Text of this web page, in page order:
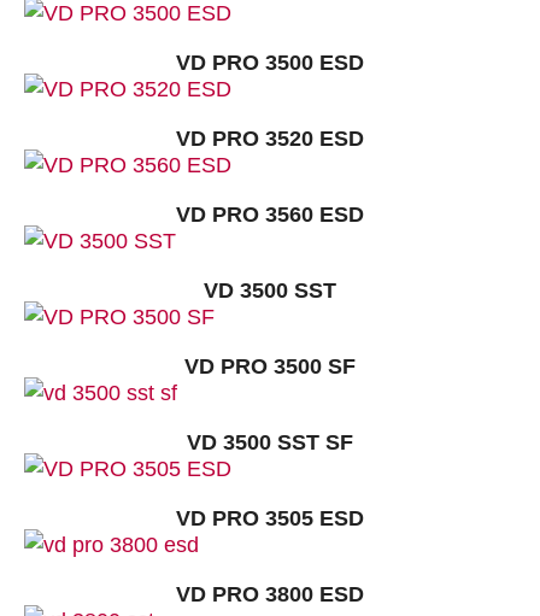
VD PRO 3500 ESD
VD PRO 3520 ESD
VD PRO 3560 ESD
VD 3500 SST
VD PRO 3500 SF
VD 3500 SST SF
VD PRO 3505 ESD
VD PRO 3800 ESD